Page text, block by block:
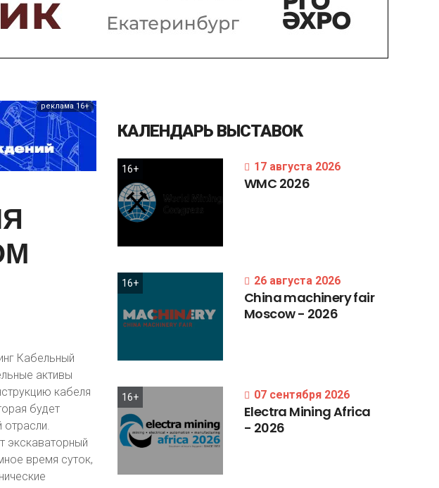
реклама 16+
Кабельный
активы
кабеля
будет
отрасли.
экскаваторный
время суток,
КАЛЕНДАРЬ ВЫСТАВОК
16+ 17 августа 2026
WMC 2026
16+ 26 августа 2026
Chinamachineryfair
Moscow- 2026
16+ 07 сентября 2026
Electra MiningAfrica
- 2026